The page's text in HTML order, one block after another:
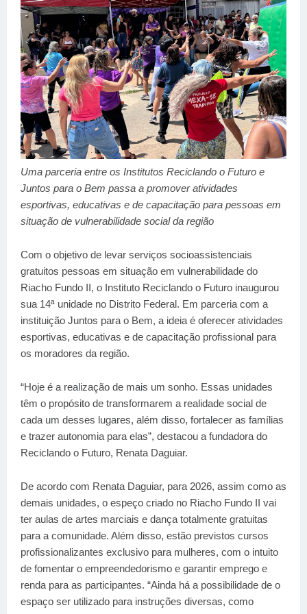
Uma parceria entre os Institutos Reciclando o Futuro e
Juntos para o Bem passa a promover atividades
esportivas, educativas e de capacitação para pessoas em
situação de vulnerabilidade social da região
Com o objetivo de levar serviços socioassistenciais
gratuitos pessoas em situação em vulnerabilidade do
Riacho Fundo II, o Instituto Reciclando o Futuro inaugurou
sua 14ª unidade no Distrito Federal. Em parceria com a
instituição Juntos para o Bem, a ideia é oferecer atividades
esportivas, educativas e de capacitação profissional para
os moradores da região.
“Hoje é a realização de mais um sonho. Essas unidades
têm o propósito de transformarem a realidade social de
cada um desses lugares, além disso, fortalecer as famílias
e trazer autonomia para elas”, destacou a fundadora do
Reciclando o Futuro, Renata Daguiar.
De acordo com Renata Daguiar, para 2026, assim como as
demais unidades, o espeço criado no Riacho Fundo II vai
ter aulas de artes marciais e dança totalmente gratuitas
para a comunidade. Além disso, estão previstos cursos
profissionalizantes exclusivo para mulheres, com o intuito
de fomentar o empreendedorismo e garantir emprego e
renda para as participantes. “Ainda há a possibilidade de o
espaço ser utilizado para instruções diversas, como